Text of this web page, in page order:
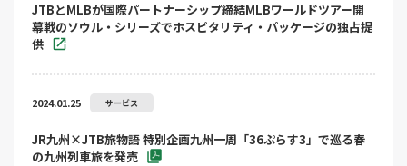
JTBとMLBが国際パートナーシップ締結MLBワールドツアー開
幕戦のソウル・シリーズでホスピタリティ・パッケージの独占提
供
2024.01.25 サービス
JR九州×JTB旅物語 特別企画九州一周「36ぷらす3」で巡る春
の九州列車旅を発売